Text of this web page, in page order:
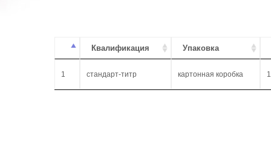
Квалификация Упаковка
1 стандарт-титр картонная коробка 1